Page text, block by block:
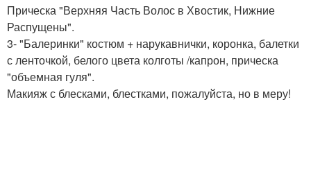
Прическа "Верхняя Часть Волос в Хвостик, Нижние
Распущены".
3- "Балеринки" костюм + нарукавнички, коронка, балетки
с ленточкой, белого цвета колготы /капрон, прическа
"объемная гуля".
Макияж с блесками, блестками, пожалуйста, но в меру!